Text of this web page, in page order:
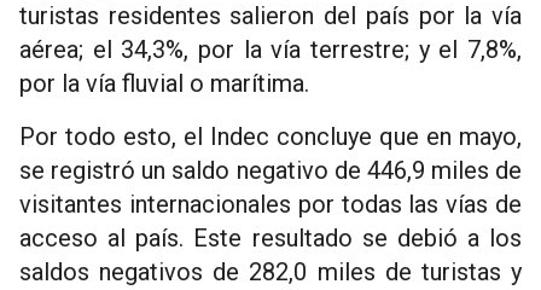
turistas residentes salieron del país por la vía
aérea; el 34,3%, por la vía terrestre; y el 7,8%,
por la vía fluvial o marítima.
Por todo esto, el Indec concluye que en mayo,
se registró un saldo negativo de 446,9 miles de
visitantes internacionales por todas las vías de
acceso al país. Este resultado se debió a los
saldos negativos de 282,0 miles de turistas y